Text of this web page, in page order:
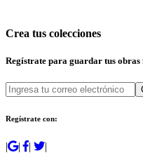
Crea tus colecciones
Regístrate para guardar tus
Regístrate con:
| | | |